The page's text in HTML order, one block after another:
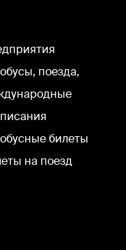
поезда,
билеты
на поезд